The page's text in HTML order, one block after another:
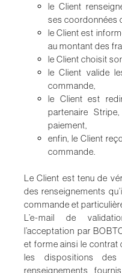
le Client
ses coordonnées
le Client est
au montant des
le Client choisit
le Client valide
commande,
le Client est
partenaire
paiement,
enfin, le Client
commande.
Le Client est tenu de
des renseignements
commande et
L’e-mail de
l’acceptation par
et forme ainsi le contrat
les dispositions des
renseignements